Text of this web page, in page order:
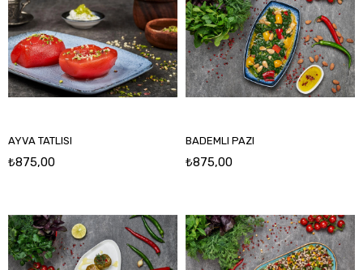
AYVA TATLISI
₺875,00
BADEMLI PAZI
₺875,00